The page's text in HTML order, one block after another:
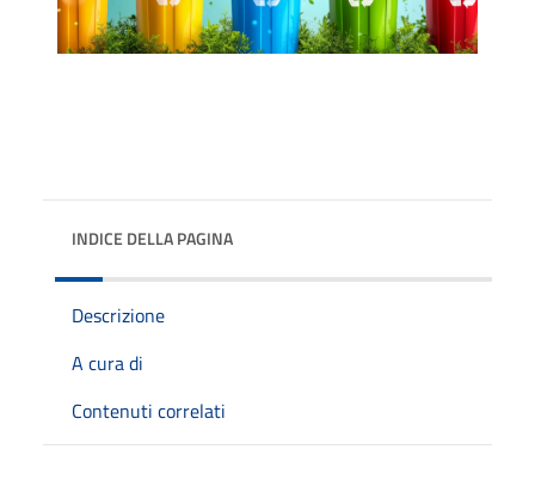
INDICE DELLA PAGINA
Descrizione
A cura di
Contenuti correlati